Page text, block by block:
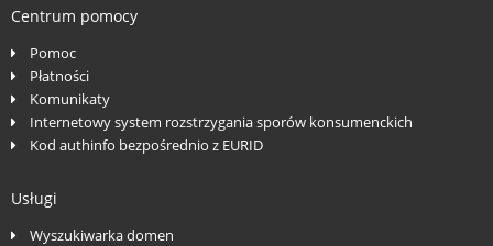
Centrum pomocy
Pomoc
Płatności
Komunikaty
Internetowy system rozstrzygania sporów konsumenckich
Kod authinfo bezpośrednio z EURID
Usługi
Wyszukiwarka domen